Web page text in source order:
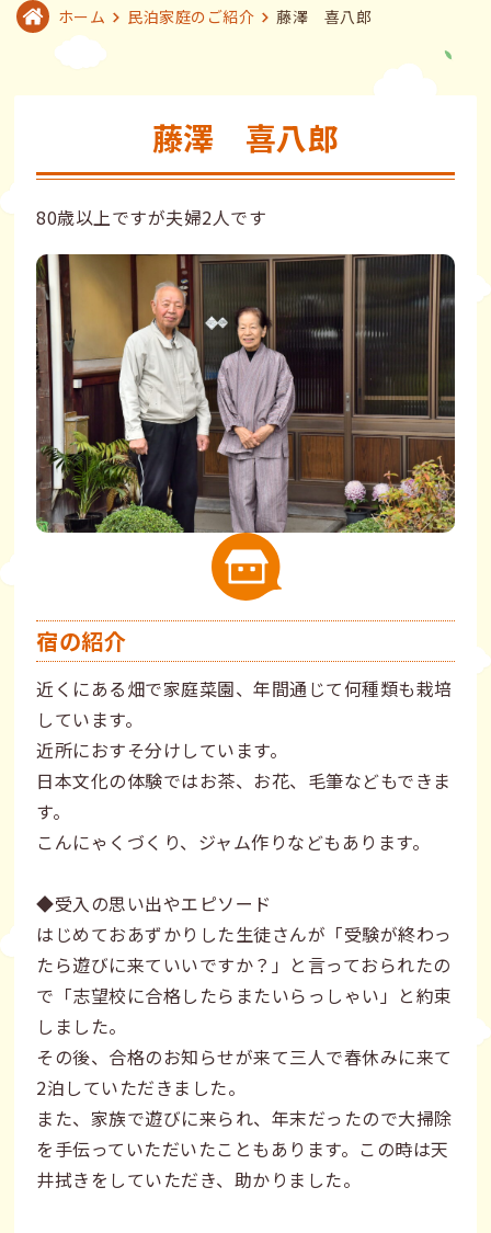
ホーム 民泊家庭のご紹介 藤澤 喜八郎
藤澤 喜八郎
80歳以上ですが夫婦2人です
宿の紹介
近くにある畑で家庭菜園、年間通じて何種類も栽培
しています。
近所におすそ分けしています。
日本文化の体験ではお茶、お花、毛筆などもできま
す。
こんにゃくづくり、ジャム作りなどもあります。
◆受入の思い出やエピソード
はじめておあずかりした生徒さんが「受験が終わっ
たら遊びに来ていいですか？」と言っておられたの
で「志望校に合格したらまたいらっしゃい」と約束
しました。
その後、合格のお知らせが来て三人で春休みに来て
2泊していただきました。
また、家族で遊びに来られ、年末だったので大掃除
を手伝っていただいたこともあります。この時は天
井拭きをしていただき、助かりました。